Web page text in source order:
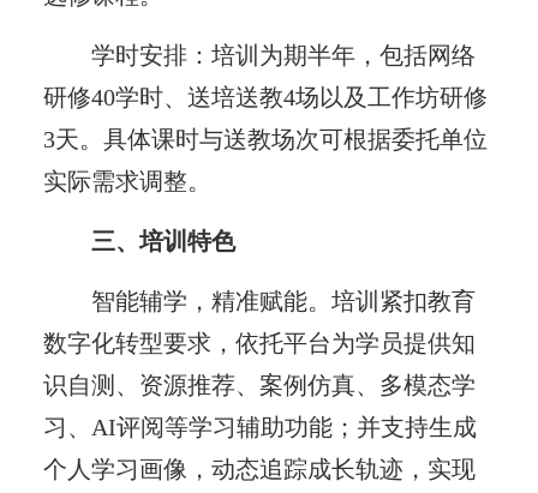
学时安排：培训为期半年，包括网络
研修40学时、送培送教4场以及工作坊研修
3天。具体课时与送教场次可根据委托单位
实际需求调整。
三、培训特色
智能辅学，精准赋能。培训紧扣教育
数字化转型要求，依托平台为学员提供知
识自测、资源推荐、案例仿真、多模态学
习、AI评阅等学习辅助功能；并支持生成
个人学习画像，动态追踪成长轨迹，实现